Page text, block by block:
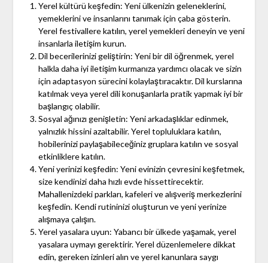
Yerel kültürü keşfedin: Yeni ülkenizin geleneklerini,
yemeklerini ve insanlarını tanımak için çaba gösterin.
Yerel festivallere katılın, yerel yemekleri deneyin ve yeni
insanlarla iletişim kurun.
Dil becerilerinizi geliştirin: Yeni bir dil öğrenmek, yerel
halkla daha iyi iletişim kurmanıza yardımcı olacak ve sizin
için adaptasyon sürecini kolaylaştıracaktır. Dil kurslarına
katılmak veya yerel dili konuşanlarla pratik yapmak iyi bir
başlangıç olabilir.
Sosyal ağınızı genişletin: Yeni arkadaşlıklar edinmek,
yalnızlık hissini azaltabilir. Yerel topluluklara katılın,
hobilerinizi paylaşabileceğiniz gruplara katılın ve sosyal
etkinliklere katılın.
Yeni yerinizi keşfedin: Yeni evinizin çevresini keşfetmek,
size kendinizi daha hızlı evde hissettirecektir.
Mahallenizdeki parkları, kafeleri ve alışveriş merkezlerini
keşfedin. Kendi rutininizi oluşturun ve yeni yerinize
alışmaya çalışın.
Yerel yasalara uyun: Yabancı bir ülkede yaşamak, yerel
yasalara uymayı gerektirir. Yerel düzenlemelere dikkat
edin, gereken izinleri alın ve yerel kanunlara saygı